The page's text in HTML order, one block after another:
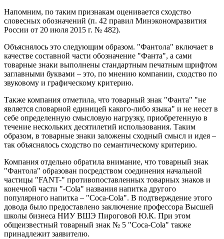
Напомним, по таким признакам оценивается сходство
словесных обозначений (п. 42 правил Минэкономразвития
России от 20 июля 2015 г. № 482).
Объяснялось это следующим образом. "Фантола" включает в
качестве составной части обозначение "Фанта", а сами
товарные знаки выполнены стандартным печатным шрифтом
заглавными буквами – это, по мнению компании, сходство по
звуковому и графическому критерию.
Также компания отметила, что товарный знак "Фанта" "не
является словарной единицей какого-либо языка" и не несет в
себе определенную смысловую нагрузку, приобретенную в
течение нескольких десятилетий использования. Таким
образом, в товарные знаки заложены сходный смысл и идея –
так объяснялось сходство по семантическому критерию.
Компания отдельно обратила внимание, что товарный знак
"Фантола" образован посредством соединения начальной
частицы "FANT-" противопоставленных товарных знаков и
конечной части "-Сola" названия напитка другого
популярного напитка – "Coca-Cola". В подтверждение этого
довода было предоставлено заключение профессора Высшей
школы бизнеса НИУ ВШЭ Пироговой Ю.К. При этом
общеизвестный товарный знак № 5 "Coca-Cola" также
принадлежит заявителю.